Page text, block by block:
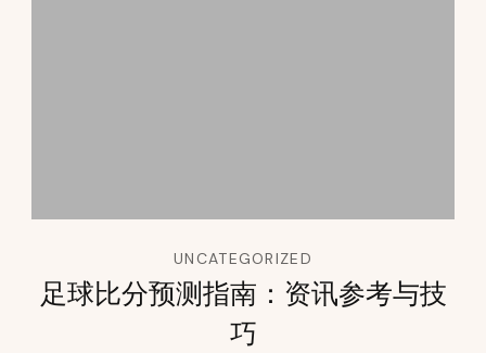
UNCATEGORIZED
足球比分预测指南：资讯参考与技
巧